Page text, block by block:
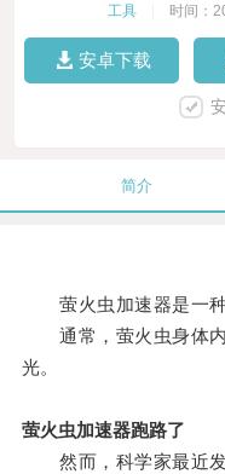
工具 时间：
安卓下载
简介
萤火虫加速器是一种
通常，萤火虫身体内
光。
萤火虫加速器跑路了
然而，科学家最近发